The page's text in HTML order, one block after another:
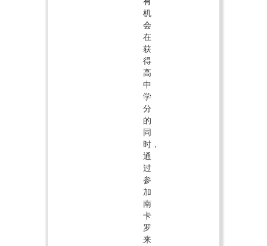
机
会
在
获
得
高
中
学
分
的
同
时，
通
过
参
加
南
卡
罗
来